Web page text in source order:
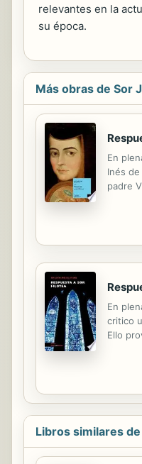
relevantes en la
su época.
Más obras de Sor
En
Inés
padre
de
En
critico
Ello
Cruz,
la
con
Juana
Father
Libros similares